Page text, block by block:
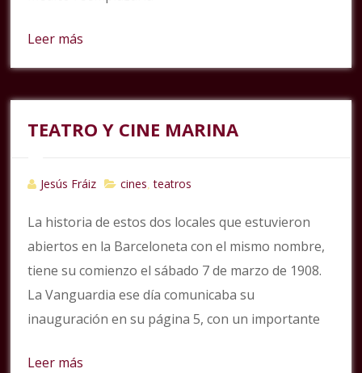
Leer más
TEATRO Y CINE MARINA
Jesús Fráiz cines ,teatros
La historia de estos dos locales que estuvieron
abiertos en la Barceloneta con el mismo nombre,
tiene su comienzo el sábado 7 de marzo de 1908.
La Vanguardia ese día comunicaba su
inauguración en su página 5, con un importante
Leer más